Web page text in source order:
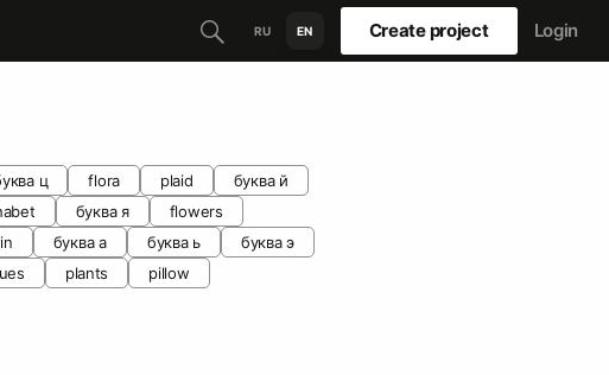
RU EN Create project Login
ц flora plaid
буква й
буква я
flowers
буква а буква ь
буква э
plants pillow